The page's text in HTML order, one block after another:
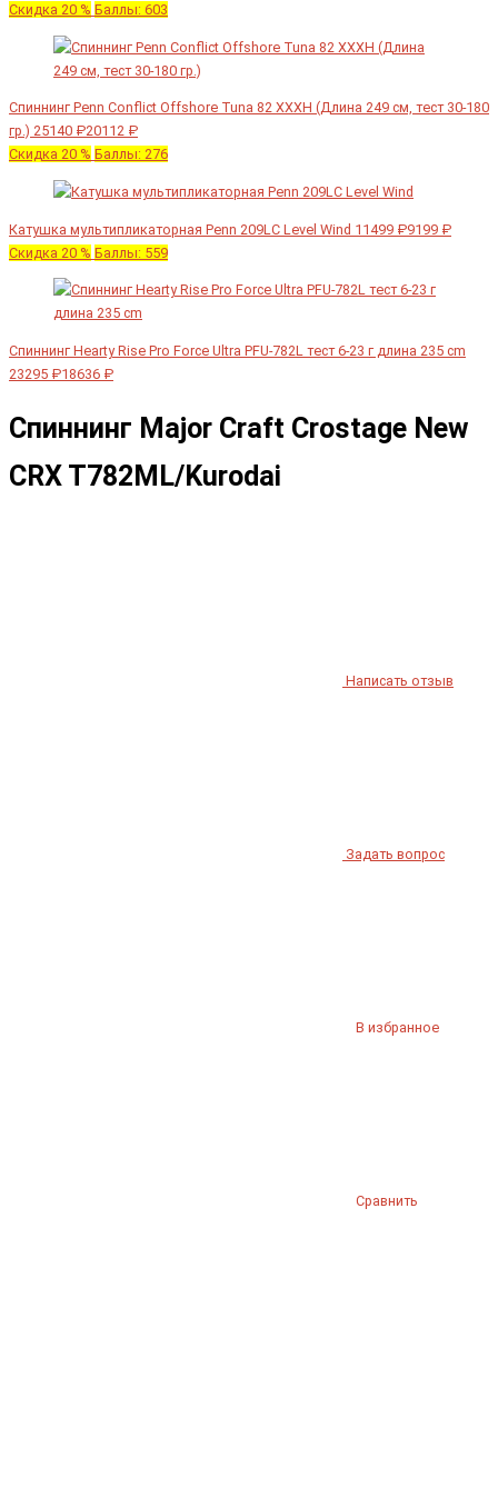
Скидка 20 % Баллы: 603
Спиннинг Penn Conflict Offshore Tuna 82 XXXH (Длина 249 см, тест 30-180
гр.) 25140 ₽20112 ₽
Скидка 20 % Баллы: 276
Катушка мультипликаторная Penn 209LC Level Wind 11499 ₽9199 ₽
Скидка 20 % Баллы: 559
Спиннинг Hearty Rise Pro Force Ultra PFU-782L тест 6-23 г длина 235 cm
23295 ₽18636 ₽
Спиннинг Major Craft Crostage New
CRX T782ML/Kurodai
Написать отзыв
Задать вопрос
В избранное
Сравнить